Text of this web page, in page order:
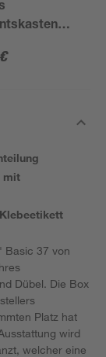
25' 25
37 x 29,5
€
mit
Basic 37 von
Dübel. Die Box
Platz hat
wird
welcher eine